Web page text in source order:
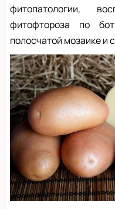
фитопатологии,
фитофтороза по
полосчатой мозаике и